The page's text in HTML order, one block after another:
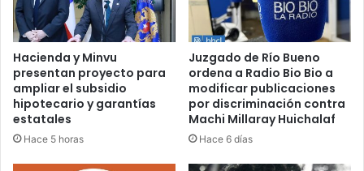
Hacienda y Minvu
presentan proyecto para
ampliar el subsidio
hipotecario y garantías
estatales
Hace 5 horas
Juzgado de Río Bueno
ordena a Radio Bio Bio a
modificar publicaciones
por discriminación contra
Machi Millaray Huichalaf
Hace 6 días